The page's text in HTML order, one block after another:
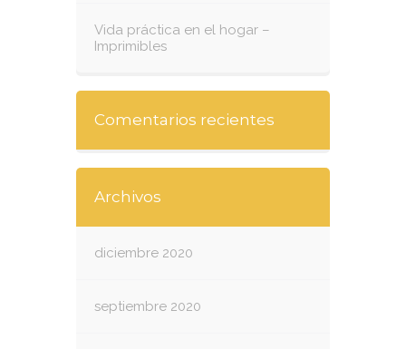
Vida práctica en el hogar –
Imprimibles
Comentarios recientes
Archivos
diciembre 2020
septiembre 2020